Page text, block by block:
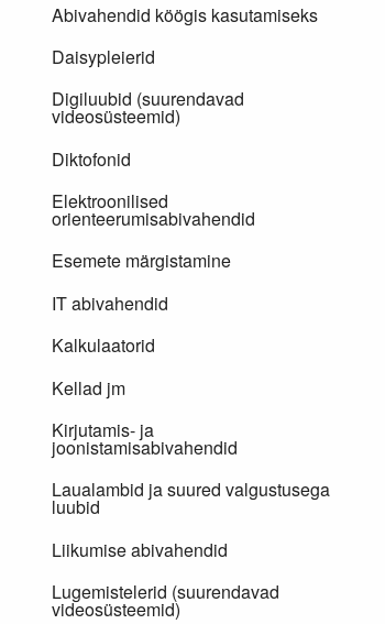
Abivahendid köögis kasutamiseks
Daisypleierid
Digiluubid (suurendavad
videosüsteemid)
Diktofonid
Elektroonilised
orienteerumisabivahendid
Esemete märgistamine
IT abivahendid
Kalkulaatorid
Kellad jm
Kirjutamis- ja
joonistamisabivahendid
Laualambid ja suured valgustusega
luubid
Liikumise abivahendid
Lugemistelerid (suurendavad
videosüsteemid)